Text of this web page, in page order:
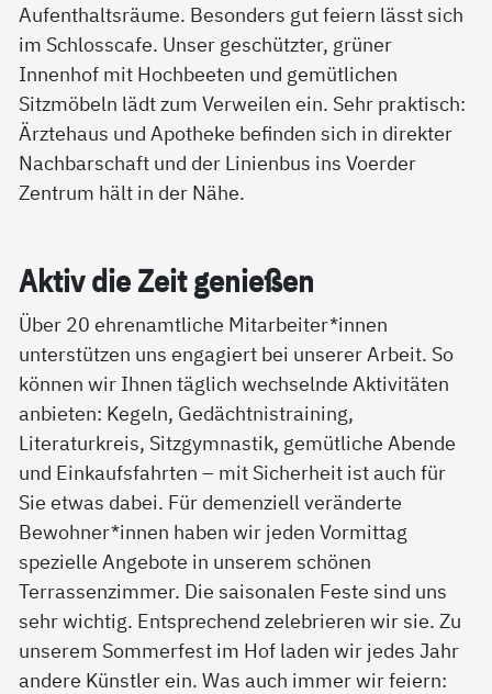
Aufenthaltsräume. Besonders gut feiern lässt sich
im Schlosscafe. Unser geschützter, grüner
Innenhof mit Hochbeeten und gemütlichen
Sitzmöbeln lädt zum Verweilen ein. Sehr praktisch:
Ärztehaus und Apotheke befinden sich in direkter
Nachbarschaft und der Linienbus ins Voerder
Zentrum hält in der Nähe.
Ak­tiv die Zeit ge­nie­ßen
Über 20 ehrenamtliche Mitarbeiter*innen
unterstützen uns engagiert bei unserer Arbeit. So
können wir Ihnen täglich wechselnde Aktivitäten
anbieten: Kegeln, Gedächtnistraining,
Literaturkreis, Sitzgymnastik, gemütliche Abende
und Einkaufsfahrten – mit Sicherheit ist auch für
Sie etwas dabei. Für demenziell veränderte
Bewohner*innen haben wir jeden Vormittag
spezielle Angebote in unserem schönen
Terrassenzimmer. Die saisonalen Feste sind uns
sehr wichtig. Entsprechend zelebrieren wir sie. Zu
unserem Sommerfest im Hof laden wir jedes Jahr
andere Künstler ein. Was auch immer wir feiern: